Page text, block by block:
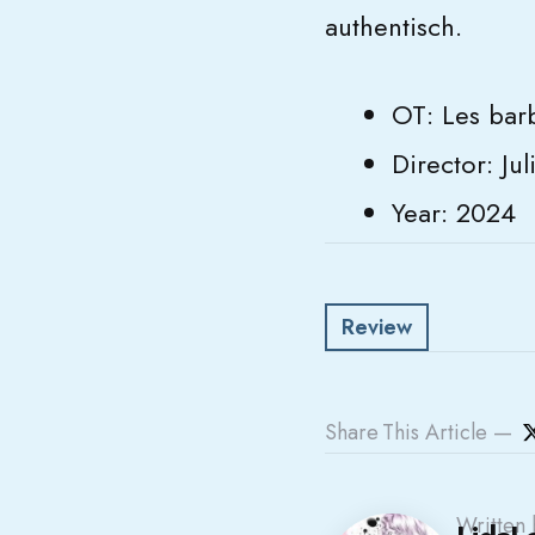
authentisch.
OT: Les
Director:
Year: 2024
Review
ShareThis Article
Written